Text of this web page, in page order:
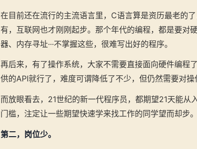
在目前还在流行的主流语言里，C语言算是资历最老的
有，互联网也才刚刚起步。那个年代的编程，都是要对
器、内存寻址···不掌握这些，很难写出好的程序。
再后来，有了操作系统，大家不需要直接面向硬件编程
供的API就行了，难度可谓降低了不少，但仍然需要对操
而放眼看去，21世纪的新一代程序员，都期望21天能从
门槛，注定让一些期望快速学来找工作的同学望而却步。
第二，岗位少。